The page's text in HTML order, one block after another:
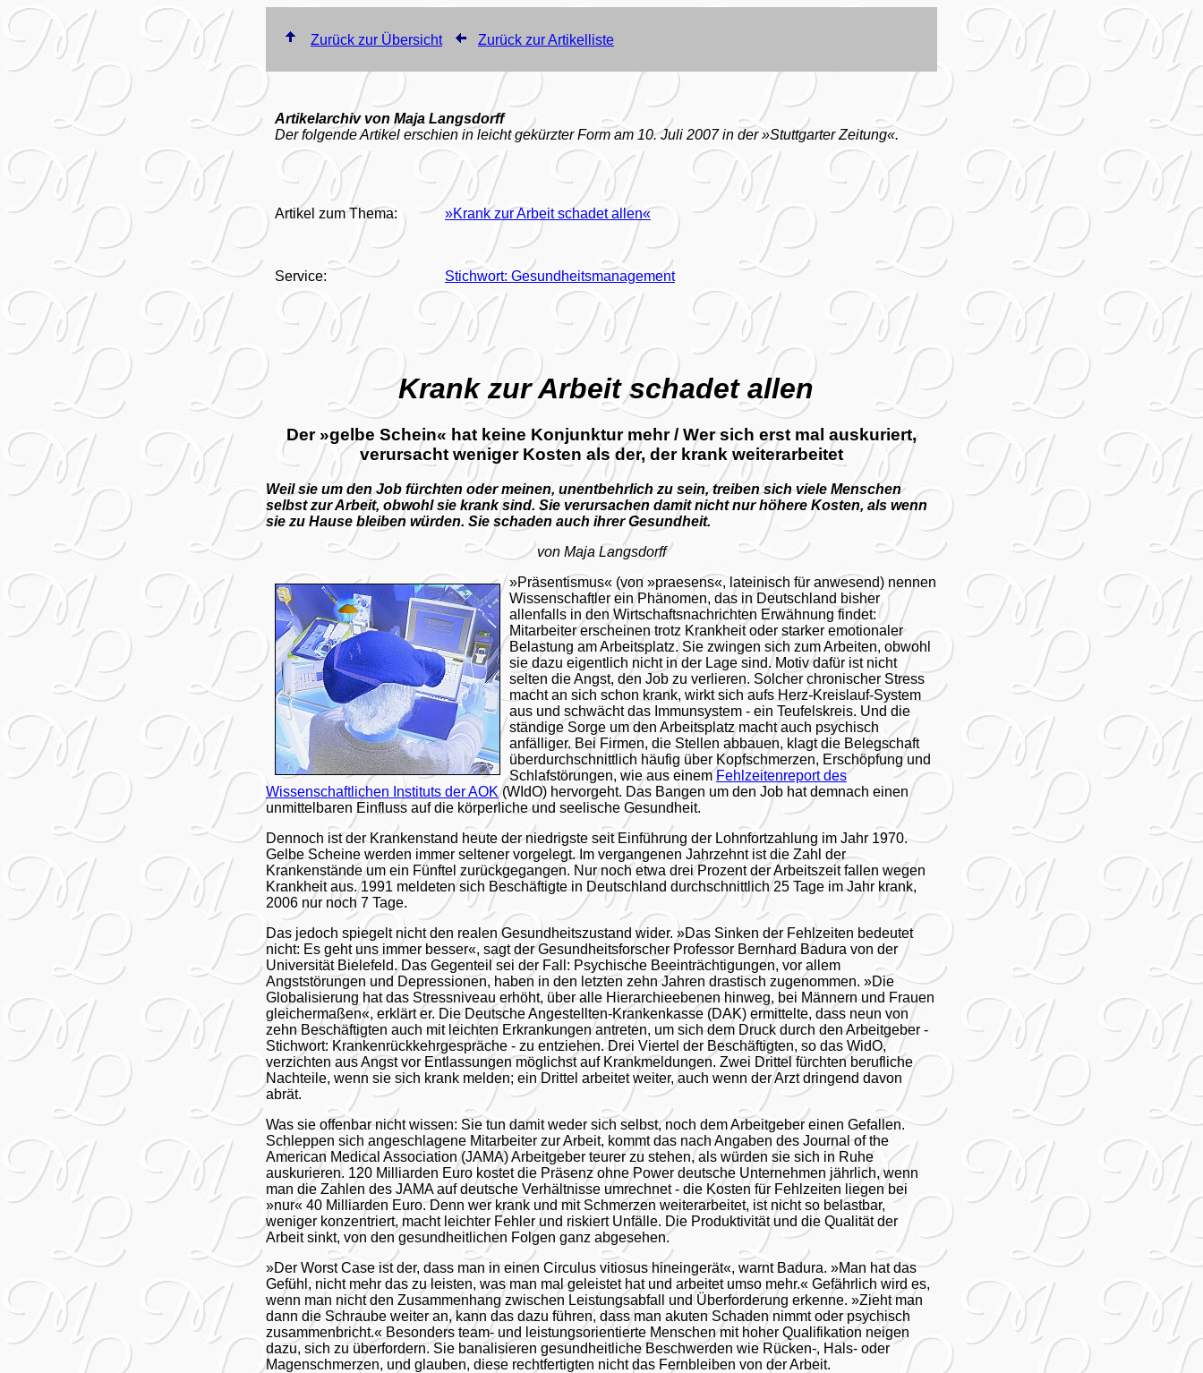
Zurück zur Übersicht Zurück zur Artikelliste
Artikelarchiv von Maja Langsdorff
Der folgende Artikel erschien in leicht gekürzter Form am 10. Juli 2007 in der »Stuttgarter Zeitung«.
Artikel zum Thema: »Krank zur Arbeit schadet allen«
Service: Stichwort: Gesundheitsmanagement
Krank zur Arbeit schadet allen
Der »gelbe Schein« hat keine Konjunktur mehr / Wer sich erst mal auskuriert,
verursacht weniger Kosten als der, der krank weiterarbeitet
Weil sie um den Job fürchten oder meinen, unentbehrlich zu sein, treiben sich viele Menschen
selbst zur Arbeit, obwohl sie krank sind. Sie verursachen damit nicht nur höhere Kosten, als wenn
sie zu Hause bleiben würden. Sie schaden auch ihrer Gesundheit.
von Maja Langsdorff
»Präsentismus« (von »praesens«, lateinisch für anwesend) nennen
Wissenschaftler ein Phänomen, das in Deutschland bisher
allenfalls in den Wirtschaftsnachrichten Erwähnung findet:
Mitarbeiter erscheinen trotz Krankheit oder starker emotionaler
Belastung am Arbeitsplatz. Sie zwingen sich zum Arbeiten, obwohl
sie dazu eigentlich nicht in der Lage sind. Motiv dafür ist nicht
selten die Angst, den Job zu verlieren. Solcher chronischer Stress
macht an sich schon krank, wirkt sich aufs Herz-Kreislauf-System
aus und schwächt das Immunsystem - ein Teufelskreis. Und die
ständige Sorge um den Arbeitsplatz macht auch psychisch
anfälliger. Bei Firmen, die Stellen abbauen, klagt die Belegschaft
überdurchschnittlich häufig über Kopfschmerzen, Erschöpfung und
Schlafstörungen, wie aus einem Fehlzeitenreport des
Wissenschaftlichen Instituts der AOK(WIdO) hervorgeht. Das Bangen um den Job hat demnach einen
unmittelbaren Einfluss auf die körperliche und seelische Gesundheit.
Dennoch ist der Krankenstand heute der niedrigste seit Einführung der Lohnfortzahlung im Jahr 1970.
Gelbe Scheine werden immer seltener vorgelegt. Im vergangenen Jahrzehnt ist die Zahl der
Krankenstände um ein Fünftel zurückgegangen. Nur noch etwa drei Prozent der Arbeitszeit fallen wegen
Krankheit aus. 1991 meldeten sich Beschäftigte in Deutschland durchschnittlich 25 Tage im Jahr krank,
2006 nur noch 7 Tage.
Das jedoch spiegelt nicht den realen Gesundheitszustand wider. »Das Sinken der Fehlzeiten bedeutet
nicht: Es geht uns immer besser«, sagt der Gesundheitsforscher Professor Bernhard Badura von der
Universität Bielefeld. Das Gegenteil sei der Fall: Psychische Beeinträchtigungen, vor allem
Angststörungen und Depressionen, haben in den letzten zehn Jahren drastisch zugenommen. »Die
Globalisierung hat das Stressniveau erhöht, über alle Hierarchieebenen hinweg, bei Männern und Frauen
gleichermaßen«, erklärt er. Die Deutsche Angestellten-Krankenkasse (DAK) ermittelte, dass neun von
zehn Beschäftigten auch mit leichten Erkrankungen antreten, um sich dem Druck durch den Arbeitgeber -
Stichwort: Krankenrückkehrgespräche - zu entziehen. Drei Viertel der Beschäftigten, so das WidO,
verzichten aus Angst vor Entlassungen möglichst auf Krankmeldungen. Zwei Drittel fürchten berufliche
Nachteile, wenn sie sich krank melden; ein Drittel arbeitet weiter, auch wenn der Arzt dringend davon
abrät.
Was sie offenbar nicht wissen: Sie tun damit weder sich selbst, noch dem Arbeitgeber einen Gefallen.
Schleppen sich angeschlagene Mitarbeiter zur Arbeit, kommt das nach Angaben des Journal of the
American Medical Association (JAMA) Arbeitgeber teurer zu stehen, als würden sie sich in Ruhe
auskurieren. 120 Milliarden Euro kostet die Präsenz ohne Power deutsche Unternehmen jährlich, wenn
man die Zahlen des JAMA auf deutsche Verhältnisse umrechnet - die Kosten für Fehlzeiten liegen bei
»nur« 40 Milliarden Euro. Denn wer krank und mit Schmerzen weiterarbeitet, ist nicht so belastbar,
weniger konzentriert, macht leichter Fehler und riskiert Unfälle. Die Produktivität und die Qualität der
Arbeit sinkt, von den gesundheitlichen Folgen ganz abgesehen.
»Der Worst Case ist der, dass man in einen Circulus vitiosus hineingerät«, warnt Badura. »Man hat das
Gefühl, nicht mehr das zu leisten, was man mal geleistet hat und arbeitet umso mehr.« Gefährlich wird es,
wenn man nicht den Zusammenhang zwischen Leistungsabfall und Überforderung erkenne. »Zieht man
dann die Schraube weiter an, kann das dazu führen, dass man akuten Schaden nimmt oder psychisch
zusammenbricht.« Besonders team- und leistungsorientierte Menschen mit hoher Qualifikation neigen
dazu, sich zu überfordern. Sie banalisieren gesundheitliche Beschwerden wie Rücken-, Hals- oder
Magenschmerzen, und glauben, diese rechtfertigten nicht das Fernbleiben von der Arbeit.